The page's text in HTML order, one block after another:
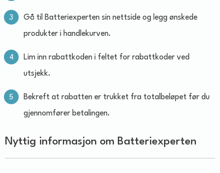
Gå til Batteriexperten sin nettside og legg ønskede
produkter i handlekurven.
Lim inn rabattkoden i feltet for rabattkoder ved
utsjekk.
Bekreft at rabatten er trukket fra totalbeløpet før du
gjennomfører betalingen.
Nyttig informasjon om Batteriexperten